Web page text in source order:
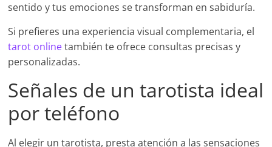
sentido y tus emociones se transforman en sabiduría.
Si prefieres una experiencia visual complementaria, el
tarot onlinetambién te ofrece consultas precisas y
personalizadas.
Señales de un tarotista ideal
por teléfono
Al elegir un tarotista, presta atención a las sensaciones